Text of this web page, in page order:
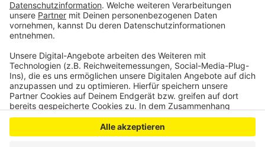
Anzeige
Anzeige